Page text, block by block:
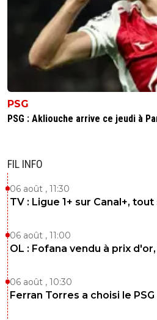
PSG
PSG : Akliouche arrive ce jeudi à
FIL INFO
06 août , 11:30
TV : Ligue 1+ sur Canal+,
06 août , 11:00
OL : Fofana vendu à prix
06 août , 10:30
Ferran Torres a choisi le PSG